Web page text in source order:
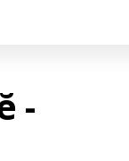
-